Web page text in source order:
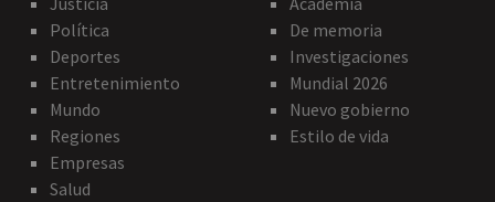
Política
Deportes
Entretenimiento
Mundo
Regiones
Empresas
Salud
De memoria
Investigaciones
Mundial 2026
Nuevo gobierno
Estilo de vida